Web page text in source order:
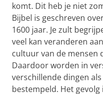
komt. Dit heb je niet
Bijbel is geschreven
1600 jaar. Je zult
veel kan veranderen
cultuur van de mensen
Daardoor worden in
verschillende dingen als
bestempeld. Het